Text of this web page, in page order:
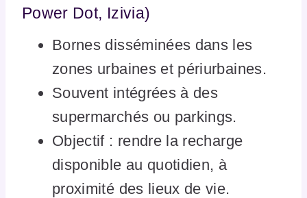
Power Dot, Izivia)
Bornes disséminées dans les
zones urbaines et périurbaines.
Souvent intégrées à des
supermarchés ou parkings.
Objectif : rendre la recharge
disponible au quotidien, à
proximité des lieux de vie.